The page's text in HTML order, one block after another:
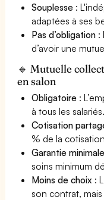
Souplesse :
adaptées à ses
Pas d’obligation :
d’avoir une
🔹 Mutuelle
en salon
Obligatoire :
à tous les salariés.
Cotisation
% de la
Garantie minimale
soins minimum
Moins de choix :
son contrat,